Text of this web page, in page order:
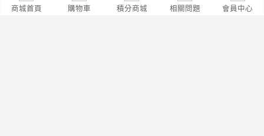
商城首頁 購物車 積分商城 相關問題 會員中心